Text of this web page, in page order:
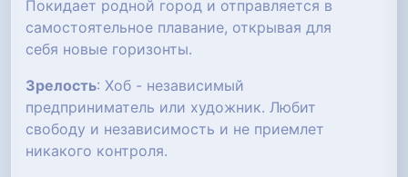
Покидает родной город и отправляется в
самостоятельное плавание, открывая для
себя новые горизонты.
Зрелость: Хоб - независимый
предприниматель или художник. Любит
свободу и независимость и не приемлет
никакого контроля.